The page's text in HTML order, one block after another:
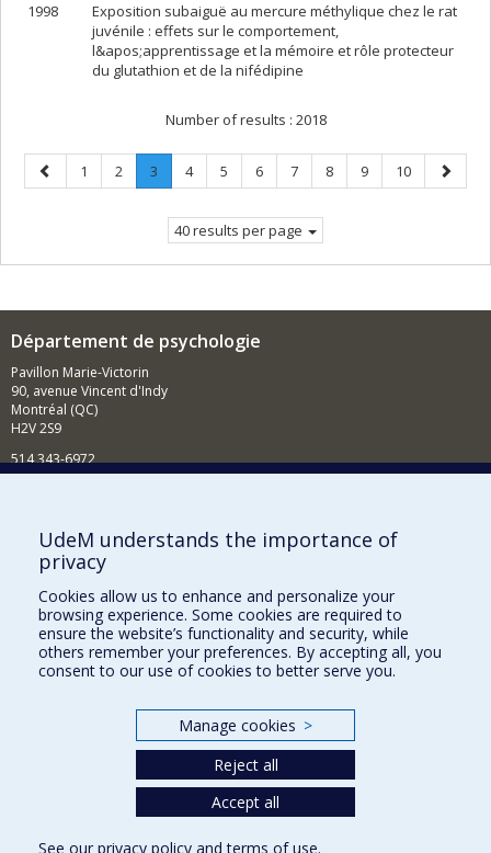
1998
Exposition subaiguë au mercure méthylique chez le rat
juvénile : effets sur le comportement,
l&apos;apprentissage et la mémoire et rôle protecteur
du glutathion et de la nifédipine
Number of results : 2018
Previous
page
Page
1 Page
2 Page
3
Current
Page
4 Page
5 Page
6 Page
7 Page
8 Page
9 Page
10
Next
page
40 results per page
Département de psychologie
Pavillon Marie-Victorin
90, avenue Vincent d'Indy
Montréal (QC)
H2V 2S9
514 343-6972
Comment soutenir le Département?
BESOIN D'AIDE?
Plan du site
Signaler une erreur
Accessibilité
Nos départements et écoles
UdeM understands the importance of
privacy
Cookies allow us to enhance and personalize your
browsing experience. Some cookies are required to
ensure the website’s functionality and security, while
others remember your preferences. By accepting all, you
consent to our use of cookies to better serve you.
Manage cookies >
Reject all
Accept all
See our privacy policy andterms of use.